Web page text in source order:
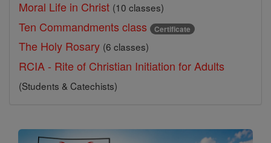
Moral Life in Christ (10 classes)
Ten Commandments class Certificate
The Holy Rosary (6 classes)
RCIA - Rite of Christian Initiation for Adults
(Students & Catechists)